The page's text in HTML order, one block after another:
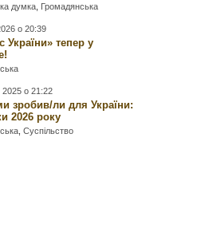
думка Громадянська
о 20:39
України» тепер у
2025 о 21:22
зробив/ли для України:
2026 року
,Суспільство